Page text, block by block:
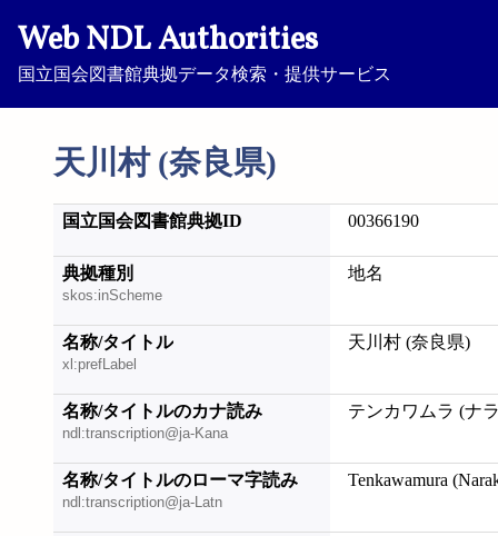
Web NDL Authorities
国立国会図書館典拠データ検索・提供サービス
天川村 (奈良県)
国立国会図書館典拠ID 00366190
典拠種別
skos:inScheme
地名
名称/タイトル
xl:prefLabel
天川村 (奈良県)
名称/タイトルのカナ読み
ndl:transcription@ja-Kana
テンカワムラ (ナ
名称/タイトルのローマ字読み
ndl:transcription@ja-Latn
Tenkawamura